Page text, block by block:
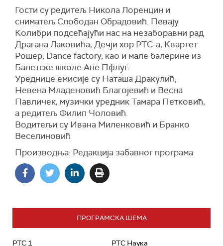
Гости су редитељ Никола Лоренцин и
сниматељ Слободан Обрадовић. Певају
Колибри подсећајући нас на незаборавни рад
Драгана Лаковића, Дечји хор РТС-а, Квартет
Рошер, Dance factory, као и мале балерине из
Балетске школе Ане Пфлуг.
Уреднице емисије су Наташа Дракулић,
Невена Младеновић Благојевић и Весна
Павличек, музички уредник Тамара Петковић,
а редитељ Филип Чоловић.
Водитељи су Ивана Миленковић и Бранко
Веселиновић
Производња: Редакција забавног програма
ПРОГРАМСКА ШЕМА
РТС 1 РТС Наука